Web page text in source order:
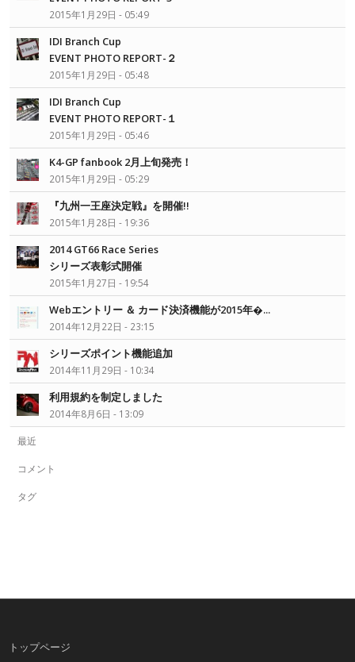
2015年1月29日 - 05:49
IDI Branch Cup
EVENT PHOTO REPORT-２
2015年1月29日 - 05:48
IDI Branch Cup
EVENT PHOTO REPORT-１
2015年1月29日 - 05:46
K4-GP fanbook 2月上旬発売！
2015年1月29日 - 05:29
『九州一王座決定戦』を開催!!
2015年1月28日 - 19:36
2014 GT66 Race Series
シリーズ表彰式開催
2015年1月27日 - 19:54
Webエントリー ＆ カード決済機能が2015年�...
2014年12月22日 - 23:15
シリーズポイント機能追加
2014年11月29日 - 10:34
利用規約を制定しました
2014年8月6日 - 13:09
最近
コメント
タグ
トップページ